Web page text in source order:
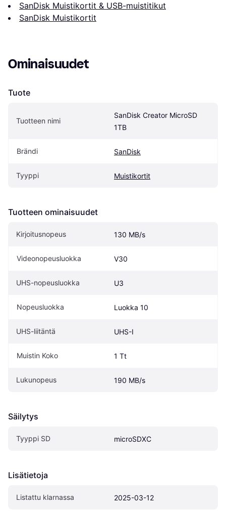
SanDisk Muistikortit & USB-muistitikut
SanDisk Muistikortit
Ominaisuudet
Tuote
Tuotteen nimi
SanDisk Creator MicroSD
1TB
Brändi SanDisk
Tyyppi Muistikortit
Tuotteen ominaisuudet
Kirjoitusnopeus 130 MB/s
Videonopeusluokka V30
UHS-nopeusluokka U3
Nopeusluokka Luokka 10
UHS-liitäntä UHS-I
Muistin Koko 1 Tt
Lukunopeus 190 MB/s
Säilytys
Tyyppi SD microSDXC
Lisätietoja
Listattu klarnassa 2025-03-12